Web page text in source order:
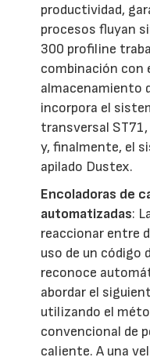
productividad,
procesos fluyan
300 profiline
combinación con
almacenamiento
incorpora el
transversal
y, finalmente, el
apilado Dustex.
Encoladoras de
automatizadas:
reaccionar entre
uso de un código
reconoce
abordar el
utilizando el
convencional de
caliente. A una